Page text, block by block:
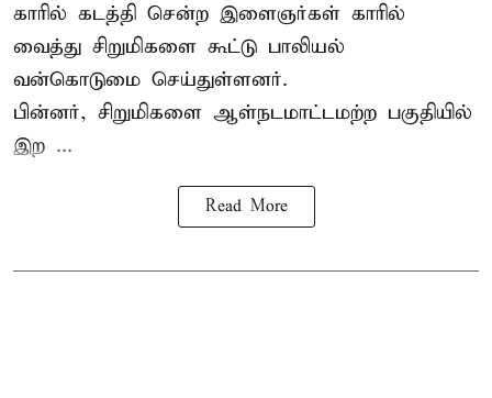
காரில் கடத்தி சென்ற இளைஞர்கள் காரில்
வைத்து சிறுமிகளை கூட்டு பாலியல்
வன்கொடுமை செய்துள்ளனர்.
பின்னர், சிறுமிகளை ஆள்நடமாட்டமற்ற பகுதியில்
இற ...
Read More